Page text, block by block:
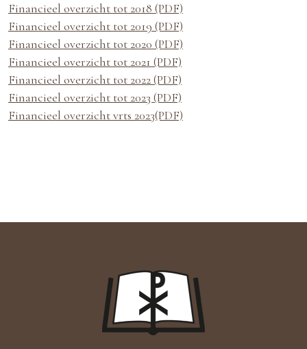
Financieel overzicht tot 2018 (PDF)
Financieel overzicht tot 2019 (PDF)
Financieel overzicht tot 2020 (PDF)
Financieel overzicht tot 2021 (PDF)
Financieel overzicht tot 2022 (PDF)
Financieel overzicht tot 2023 (PDF)
Financieel overzicht vrts 2023(PDF)